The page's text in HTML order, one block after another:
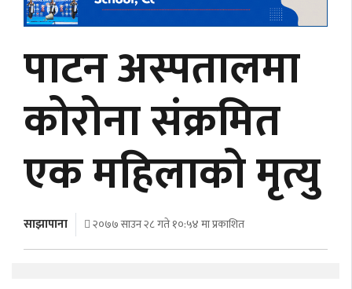
जीवनशैली
मनोरञ्जन/
साहित्य
अर्थ
अन्तरवार्ता
विचार/
पाटन अस्पतालमा
कोरोना संक्रमित
एक महिलाको मृत्यु
साझापाना २०७७ साउन २८ गते १०:५४ मा प्रकाशित